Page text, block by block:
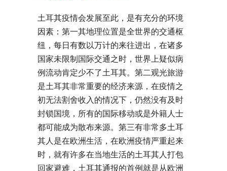
土耳其疫情会发展至此，是有充分的环境
因素：第一其地理位置是全世界的交通枢
纽，每日有数以万计的来往进出，在诸多
国家未限制国际交通之时，世界上疑似病
例流动肯定少不了土耳其。第二观光旅游
是土耳其非常重要的经济来源，在疫情之
初无法割舍收入的情况下，仍然没有及时
封锁国境，所有的国际移动或是外籍人士
都可能成为散布来源。第三有非常多土耳
其人是在欧洲生活，在欧洲疫情严重起来
时，就有许多在当地生活的土耳其人打包
回家避难，土耳其通报的首例就是从欧洲